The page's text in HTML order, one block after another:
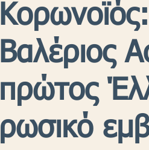
Βαλέριος
πρώτος
ρωσικό